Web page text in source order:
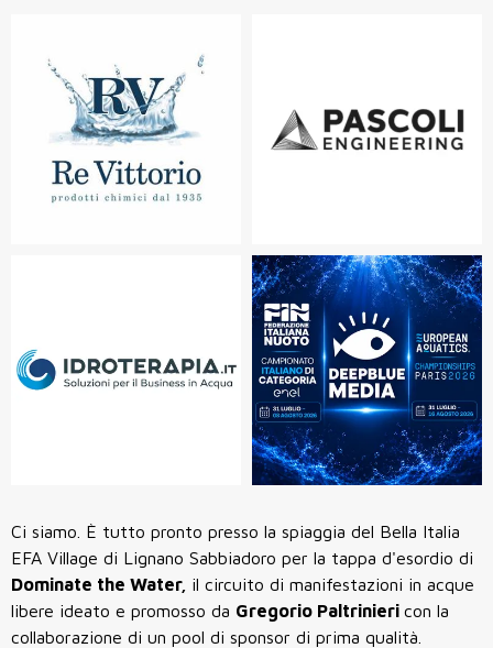
Ci siamo. È tutto pronto presso la spiaggia del Bella Italia
EFA Village di Lignano Sabbiadoro per la tappa d'esordio di
Dominate the Water, il circuito di manifestazioni in acque
libere ideato e promosso da Gregorio Paltrinieri con la
collaborazione di un pool di sponsor di prima qualità.